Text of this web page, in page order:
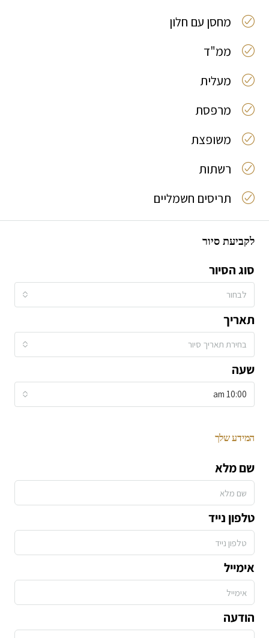
מחסן עם חלון
ממ"ד
מעלית
מרפסת
משופצת
רשתות
תריסים חשמליים
לקביעת סיור
סוג הסיור
לבחור
תאריך
בחירת תאריך סיור
שעה
10:00 am
המידע שלך
שם מלא
טלפון נייד
אימייל
הודעה